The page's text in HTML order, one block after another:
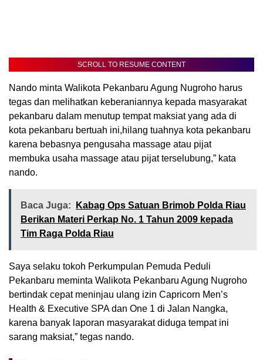
SCROLL TO RESUME CONTENT
Nando minta Walikota Pekanbaru Agung Nugroho harus
tegas dan melihatkan keberaniannya kepada masyarakat
pekanbaru dalam menutup tempat maksiat yang ada di
kota pekanbaru bertuah ini,hilang tuahnya kota pekanbaru
karena bebasnya pengusaha massage atau pijat
membuka usaha massage atau pijat terselubung,” kata
nando.
Baca Juga:
Kabag Ops Satuan Brimob Polda Riau
Berikan Materi Perkap No. 1 Tahun 2009 kepada
Tim Raga Polda Riau
Saya selaku tokoh Perkumpulan Pemuda Peduli
Pekanbaru meminta Walikota Pekanbaru Agung Nugroho
bertindak cepat meninjau ulang izin Capricorn Men’s
Health & Executive SPA dan One 1 di Jalan Nangka,
karena banyak laporan masyarakat diduga tempat ini
sarang maksiat,” tegas nando.